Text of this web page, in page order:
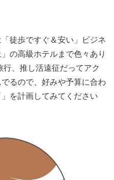
徒歩ですぐ＆安い」ビジネ
の高級ホテルまで色々あり
、推し活遠征だってアク
るので、好みや予算に合わ
を計画してみてください